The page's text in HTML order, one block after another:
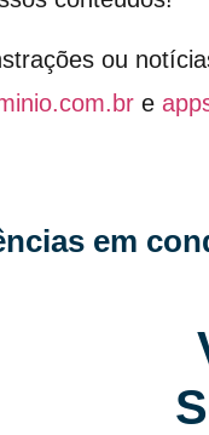
ou
e
em